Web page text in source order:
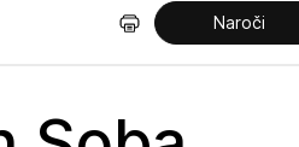
Naroči